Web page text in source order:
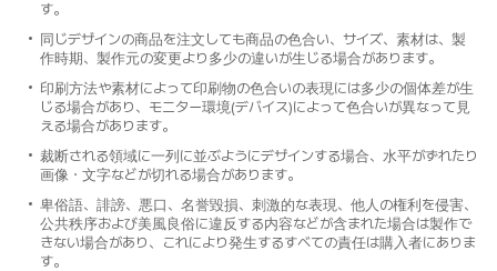
す。
同じデザインの商品を注文しても商品の色合い、サイズ、素材は、製
作時期、製作元の変更より多少の違いが生じる場合があります。
印刷方法や素材によって印刷物の色合いの表現には多少の個体差が生
じる場合があり、モニター環境(デバイス)によって色合いが異なって見
える場合があります。
裁断される領域に一列に並ぶようにデザインする場合、水平がずれたり
画像・文字などが切れる場合があります。
卑俗語、誹謗、悪口、名誉毀損、刺激的な表現、他人の権利を侵害、
公共秩序および美風良俗に違反する内容などが含まれた場合は製作で
きない場合があり、これにより発生するすべての責任は購入者にありま
す。